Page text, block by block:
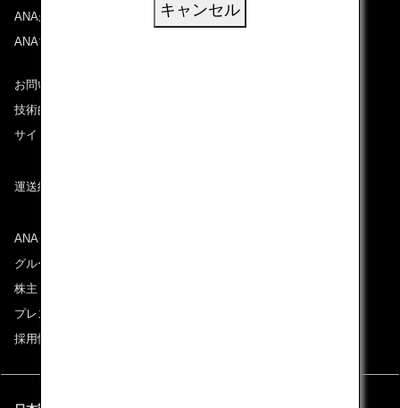
ANAがお約束する体験
ANAマイレージクラブ
お問い合わせ
技術的なお問い合わせ（推奨環境）
サイトマップ
運送約款
ANAグループについて
グループ企業一覧
株主・投資家情報
プレスリリース
採用情報
キャンセル